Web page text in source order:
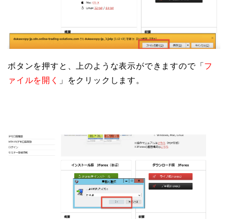
ボタンを押すと、上のような表示ができますので「 フ
ァイルを開く
」をクリックします。